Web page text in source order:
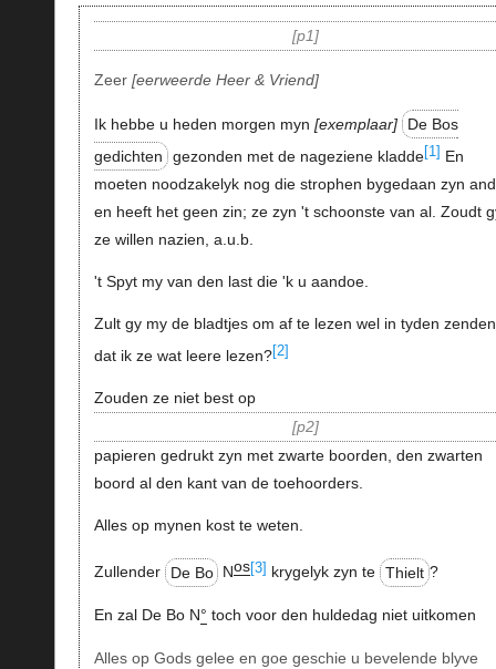
p1
Zeer eerweerde Heer & Vriend
Ik hebbe u heden morgen myn exemplaar
De Bos
gedichten gezonden met de nageziene kladde [1]
En
moeten noodzakelyk nog die strophen bygedaan zyn
en heeft het geen zin; ze zyn 't schoonste van al. Zoudt
ze willen nazien, a.u.b.
't Spyt my van den last die 'k u aandoe.
Zult gy my de bladtjes om af te lezen wel in tyden zenden
dat ik ze wat leere lezen?[2]
Zouden ze niet best op
p2
papieren gedrukt zyn met zwarte boorden, den zwarten
boord al den kant van de toehoorders.
Alles op mynen kost te weten.
Zullender De Bo Nos[3] krygelyk zyn te Thielt ?
En zal De Bo N° toch voor den huldedag niet uitkomen
Alles op Gods gelee en goe geschie u bevelende blyve